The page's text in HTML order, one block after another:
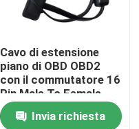
Cavo di estensione
piano di OBD OBD2
con il commutatore 16
Pin Male To Female
Invia richiesta